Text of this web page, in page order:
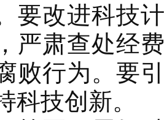
要改进科技
严肃查处经
败行为。要
科技创新。